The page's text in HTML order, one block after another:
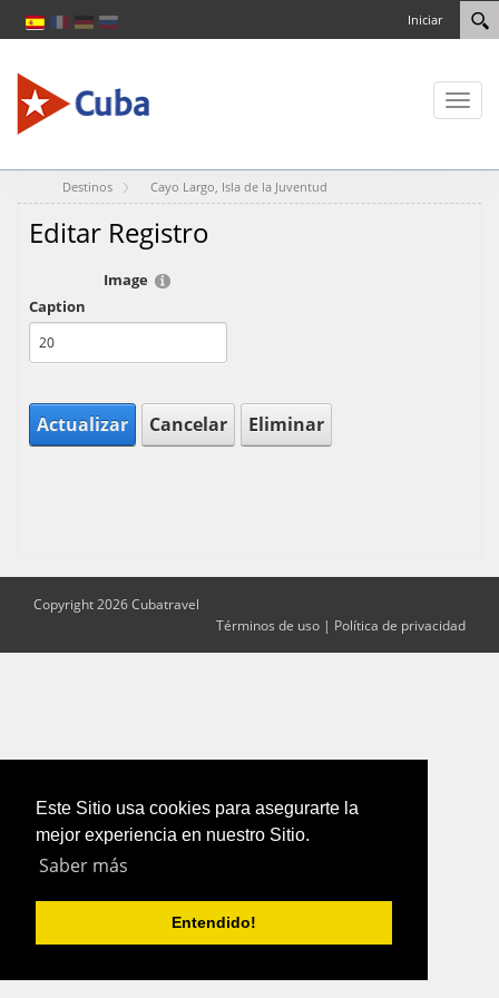
Este Sitio usa cookies para asegurarte la
mejor experiencia en nuestro Sitio.
Saber más
Entendido!
Iniciar
Toggle
Destinos Cayo Largo, Isla de la Juventud
Editar Registro
Image
Caption
Actualizar Cancelar Eliminar
Copyright 2026 Cubatravel
Términos de uso | Política de privacidad